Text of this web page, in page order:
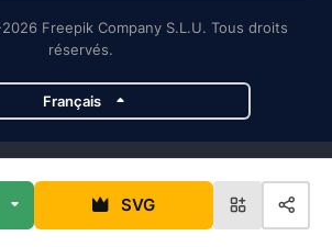
SVG
Freepik Company S.L.U. Tous droits
réservés.
Français